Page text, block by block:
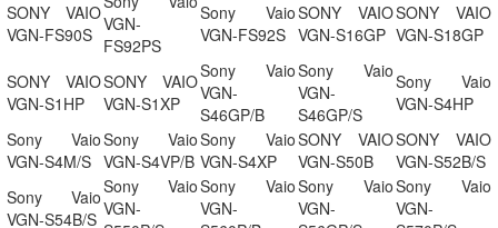
SONY VAIO
VGN-FS90S VGN-
FS92PS
Sony Vaio
VGN-FS92S
SONY VAIO
VGN-S16GP
SONY VAIO
VGN-S18GP
SONY VAIO
VGN-S1HP
SONY VAIO
VGN-S1XP
Sony Vaio
VGN-
S46GP/B
Sony Vaio
VGN-
S46GP/S
Sony Vaio
VGN-S4HP
Sony Vaio
VGN-S4M/S
Sony Vaio
VGN-S4VP/B
Sony Vaio
VGN-S4XP
SONY VAIO
VGN-S50B
SONY VAIO
VGN-S52B/S
Sony Vaio
VGN-S54B/S
Sony Vaio
VGN-
Sony Vaio
VGN-
Sony Vaio
VGN-
Sony Vaio
VGN-